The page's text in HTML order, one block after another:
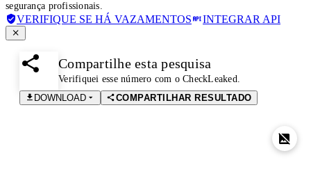
segurança profissionais.
VERIFIQUE SE HÁ VAZAMENTOS INTEGRAR API
Compartilhe esta pesquisa
Verifiquei esse número com o CheckLeaked.
DOWNLOAD
COMPARTILHAR RESULTADO